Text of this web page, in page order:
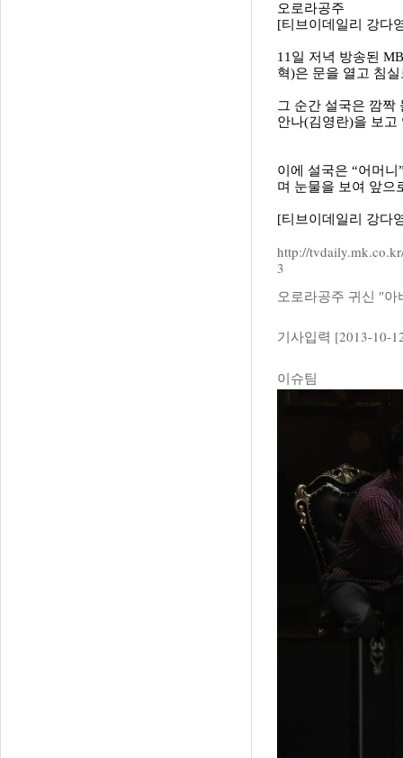
오로라공주
[티브이데일리 강다
11일 저녁 방송된
혁)은 문을 열고 침
그 순간 설국은 깜짝
안나(김영란)을 보고
이에 설국은 “어머
며 눈물을 보여 앞으
[티브이데일리 강다
http://
3
오로라공주 귀신 ″
기사입력 [2013-10-
이슈팀